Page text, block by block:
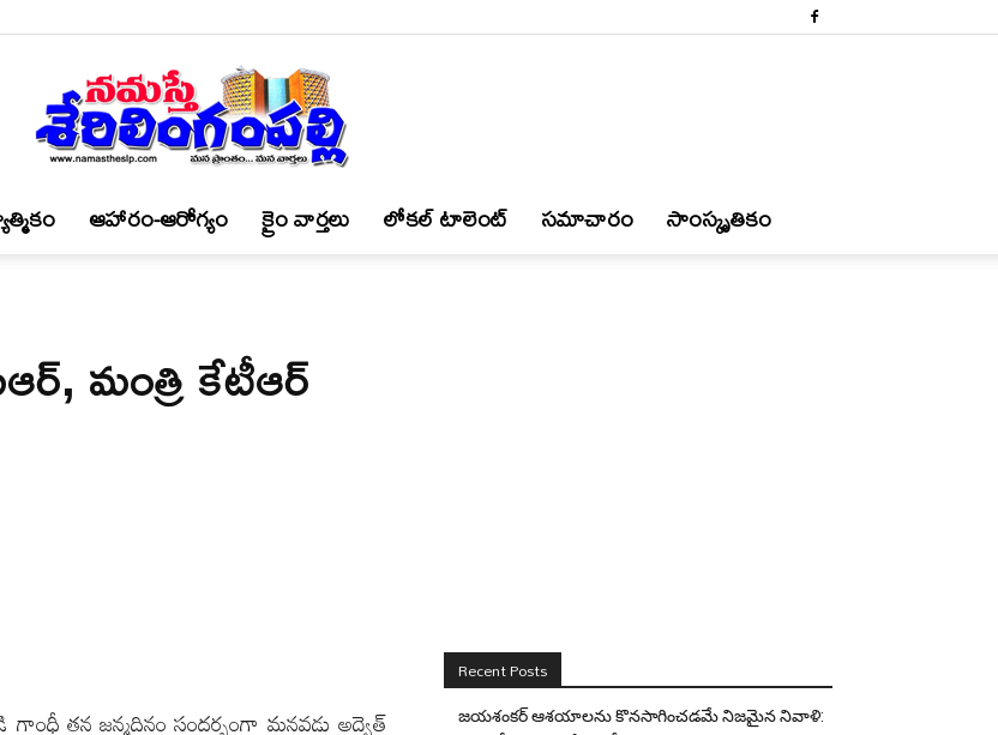
శేరిలింగంపల్లి
ఆహారం-ఆరోగ్యం క్రైం వార్త‌లు లోకల్ టాలెంట్ స‌మాచారం సాంస్కృతికం
మంత్రి కేటీఆర్
గాంధీ తన జన్మదినం సందర్బంగా మనవడు అద్వైత్
Recent Posts
జయశంకర్ ఆశయాలను కొనసాగించడమే నిజమైన నివాళి: